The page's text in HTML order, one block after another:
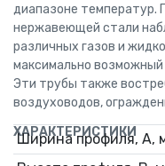
диапазоне температур.
нержавеющей стали
различных газов и
максимально возможный
Эти трубы также
воздуховодов,
ХАРАКТЕРИСТИКИ
Ширина профиля, А,